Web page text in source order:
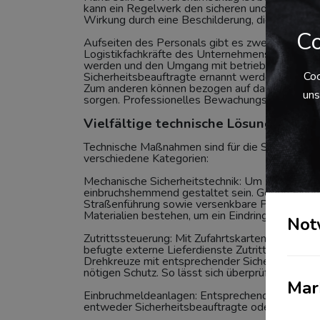
kann ein Regelwerk den sicheren und
Wirkung durch eine Beschilderung, die auf
Aufseiten des Personals gibt es zwei
Logistikfachkräfte des Unternehmens. Sie
werden und den Umgang mit betriebsfremden
Sicherheitsbeauftragte ernannt werden, die
Zum anderen können bezogen auf das
sorgen. Professionelles Bewachungspersonal
Vielfältige technische Lösungen
Technische Maßnahmen sind für die Sicherheit
verschiedene Kategorien:
Mechanische Sicherheitstechnik: Um
einbruchshemmend gestaltet sein. Gegen
Straßenführung sowie versenkbare Poller.
Materialien bestehen, um ein Eindringen zu
Zutrittssteuerung: Mit Zufahrtskarten,
befugte externe Lieferdienste Zutritt auf das
Drehkreuze mit entsprechender Sicherung,
nötigen Schutz. So lässt sich überprüfen,
Einbruchmeldeanlagen: Entsprechend des
entweder Sicherheitsbeauftragte oder direkt